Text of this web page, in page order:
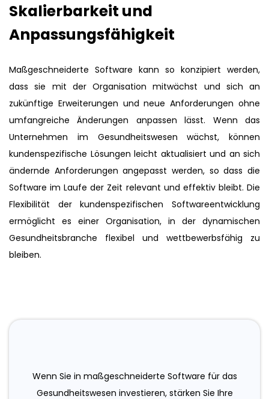
Skalierbarkeit und
Anpassungsfähigkeit
Maßgeschneiderte Software kann so konzipiert werden,
dass sie mit der Organisation mitwächst und sich an
zukünftige Erweiterungen und neue Anforderungen ohne
umfangreiche Änderungen anpassen lässt. Wenn das
Unternehmen im Gesundheitswesen wächst, können
kundenspezifische Lösungen leicht aktualisiert und an sich
ändernde Anforderungen angepasst werden, so dass die
Software im Laufe der Zeit relevant und effektiv bleibt. Die
Flexibilität der kundenspezifischen Softwareentwicklung
ermöglicht es einer Organisation, in der dynamischen
Gesundheitsbranche flexibel und wettbewerbsfähig zu
bleiben.
Wenn Sie in maßgeschneiderte Software für das
Gesundheitswesen investieren, stärken Sie Ihre